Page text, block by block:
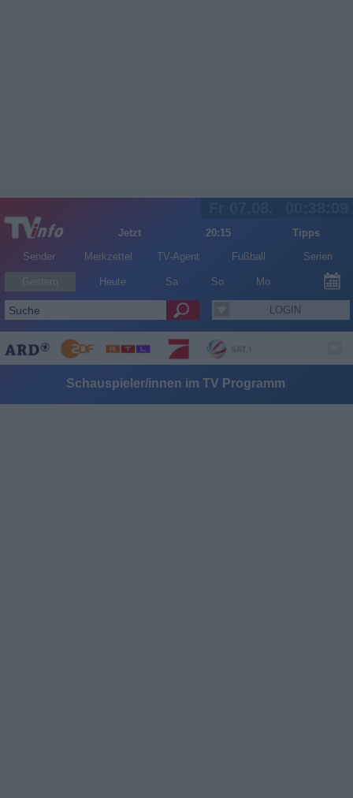
Jetzt 20:15
Tipps
Sender
Merkzettel TV-Agent Fußball Serien
Heute Sa So Mo
LOGIN
Schauspieler/innen im TV Programm